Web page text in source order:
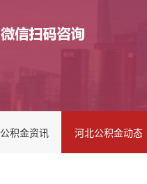
积金资讯 河北公积金动态